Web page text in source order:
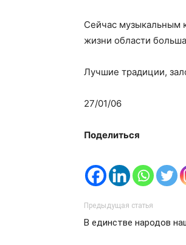
Сейчас музыкальным
жизни области
Лучшие традиции,
27/01/06
Поделиться
Предыдущая статья
В единстве народов